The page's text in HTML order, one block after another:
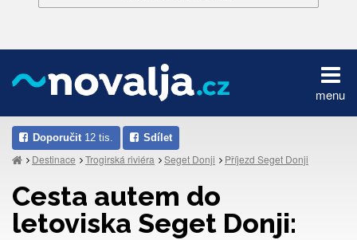
menu
Doporučit 12 tis. Sdílet
Destinace Trogirská riviéra Seget Donji Příjezd Seget Donji
Cesta autem do
letoviska Seget Donji: